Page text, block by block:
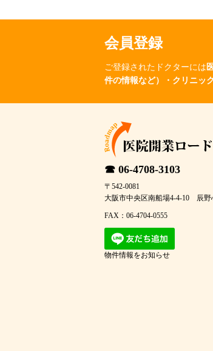
会員登録
ご登録されたドクターには
件の情報など）・クリニッ
☎ 06-4708-3103
〒542-0081
大阪市中央区南船場4-4-10 辰野
FAX：06-4704-0555
物件情報をお知らせ